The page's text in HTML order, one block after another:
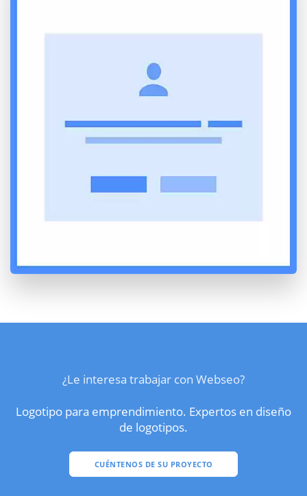
¿Le interesa trabajar con Webseo?
Logotipo para emprendimiento. Expertos en diseño
de logotipos.
CUÉNTENOS DE SU PROYECTO